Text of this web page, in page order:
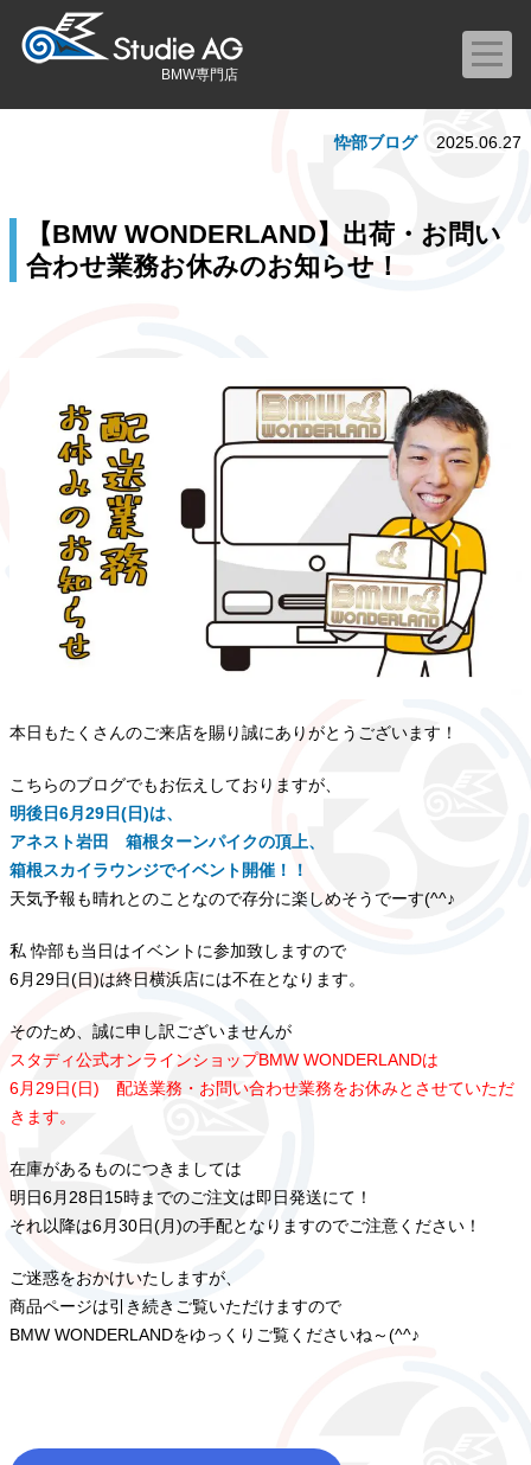
BMW専門店
【BMW WONDERLAND】出荷・お問い
合わせ業務お休みのお知らせ！
忰部ブログ 2025.06.27
本日もたくさんのご来店を賜り誠にありがとうございます！
こちらのブログでもお伝えしておりますが、
明後日6月29日(日)は、
アネスト岩田 箱根ターンパイクの頂上、
箱根スカイラウンジでイベント開催！！
天気予報も晴れとのことなので存分に楽しめそうでーす(^^♪
私 忰部も当日はイベントに参加致しますので
6月29日(日)は終日横浜店には不在となります。
そのため、誠に申し訳ございませんが
スタディ公式オンラインショップBMW WONDERLANDは
6月29日(日) 配送業務・お問い合わせ業務をお休みとさせていただ
きます。
在庫があるものにつきましては
明日6月28日15時までのご注文は即日発送にて！
それ以降は6月30日(月)の手配となりますのでご注意ください！
ご迷惑をおかけいたしますが、
商品ページは引き続きご覧いただけますので
BMW WONDERLANDをゆっくりご覧くださいね～(^^♪